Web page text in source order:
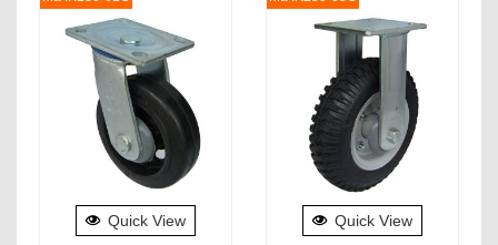
Quick View Quick View